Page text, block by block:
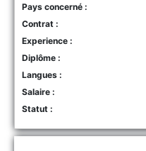
Pays concerné :
Contrat :
Experience :
Diplôme :
Langues :
Salaire :
Statut :